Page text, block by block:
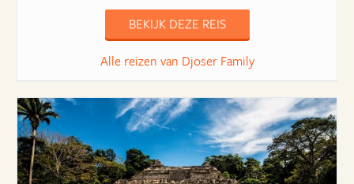
BEKIJK DEZE REIS
Alle reizen van Djoser Family